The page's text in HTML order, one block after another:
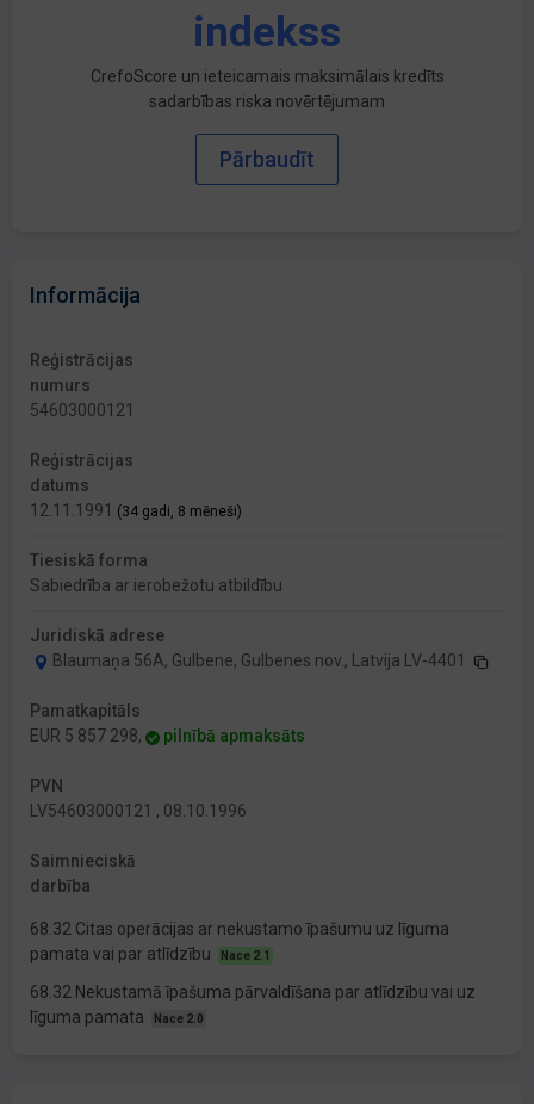
indekss
CrefoScore un ieteicamais maksimālais kredīts
sadarbības riska novērtējumam
Pārbaudīt
Informācija
Reģistrācijas
numurs
54603000121
Reģistrācijas
datums
12.11.1991 (34 gadi, 8 mēneši)
Tiesiskā forma
Sabiedrība ar ierobežotu atbildību
Juridiskā adrese
Blaumaņa 56A, Gulbene, Gulbenes nov., Latvija LV-4401
Pamatkapitāls
EUR 5 857 298,
pilnībā apmaksāts
PVN
LV54603000121 , 08.10.1996
Saimnieciskā
darbība
68.32 Citas operācijas ar nekustamo īpašumu uz līguma
pamata vai par atlīdzību
Nace 2.1
68.32 Nekustamā īpašuma pārvaldīšana par atlīdzību vai uz
līguma pamata
Nace 2.0